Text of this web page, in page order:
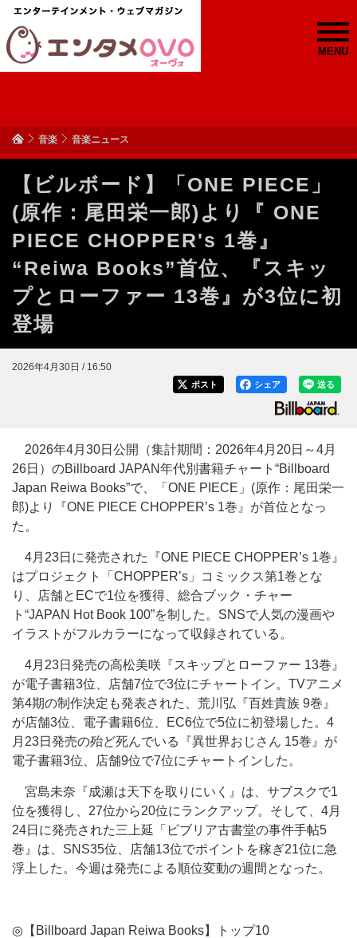
MENU
音楽 音楽ニュース
【ビルボード】「ONE PIECE」
(原作：尾田栄一郎)より『 ONE
PIECE CHOPPER's 1巻』
“Reiwa Books”首位、『スキッ
プとローファー 13巻』が3位に初
登場
2026年4月30日 / 16:50
送る
シェア
ポスト
2026年4月30日公開（集計期間：2026年4月20日～4月
26日）のBillboard JAPAN年代別書籍チャート“Billboard
Japan Reiwa Books”で、「ONE PIECE」(原作：尾田栄一
郎)より『ONE PIECE CHOPPER’s 1巻』が首位となっ
た。
4月23日に発売された『ONE PIECE CHOPPER’s 1巻』
はプロジェクト「CHOPPER’s」コミックス第1巻とな
り、店舗とECで1位を獲得、総合ブック・チャー
ト“JAPAN Hot Book 100”を制した。SNSで人気の漫画や
イラストがフルカラーになって収録されている。
4月23日発売の高松美咲『スキップとローファー 13巻』
が電子書籍3位、店舗7位で3位にチャートイン。TVアニメ
第4期の制作決定も発表された、荒川弘『百姓貴族 9巻』
が店舗3位、電子書籍6位、EC6位で5位に初登場した。4
月23日発売の殆ど死んでいる『異世界おじさん 15巻』が
電子書籍3位、店舗9位で7位にチャートインした。
宮島未奈『成瀬は天下を取りにいく』は、サブスクで1
位を獲得し、27位から20位にランクアップ。そして、4月
24日に発売された三上延「ビブリア古書堂の事件手帖5
巻』は、SNS35位、店舗13位でポイントを稼ぎ21位に急
浮上した。今週は発売による順位変動の週間となった。
◎【Billboard Japan Reiwa Books】トップ10